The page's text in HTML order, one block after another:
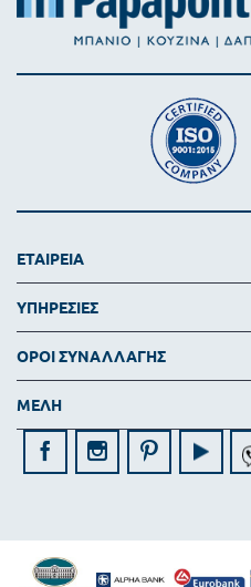
ΕΤΑΙΡΕΙΑ
ΥΠΗΡΕΣΙΕΣ
ΟΡΟΙ ΣΥΝΑΛΛΑΓΗΣ
ΜΕΛΗ